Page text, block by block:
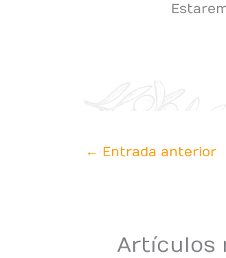
← Entrada anterior
Artículos